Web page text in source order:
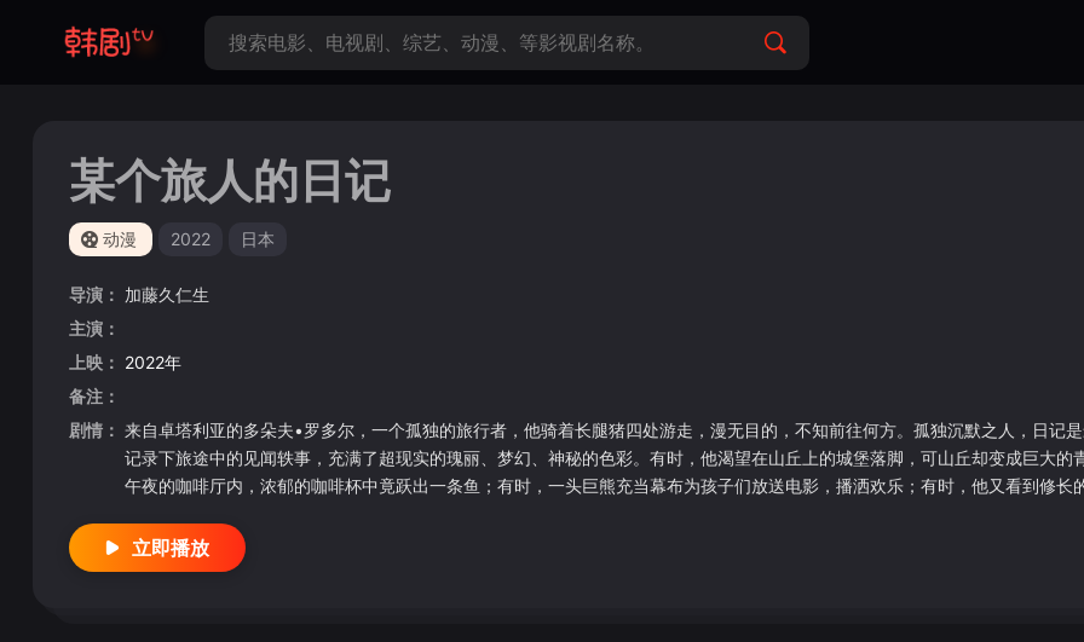
某个旅人的日记
动漫 2022 日本
导演： 加藤久仁生
主演：
上映： 2022年
备注：
剧情： 来自卓塔利亚的多朵夫•罗多尔，一个孤独的旅行者，他骑着长腿猪四处游走，漫无目的，不知前往何方。孤独沉默之人，日记
记录下旅途中的见闻轶事，充满了超现实的瑰丽、梦幻、神秘的色彩。有时，他渴望在山丘上的城堡落脚，可山丘却变成巨大的
午夜的咖啡厅内，浓郁的咖啡杯中竟跃出一条鱼；有时，一头巨熊充当幕布为孩子们放送电影，播洒欢乐；有时，他又看到修长
立即播放